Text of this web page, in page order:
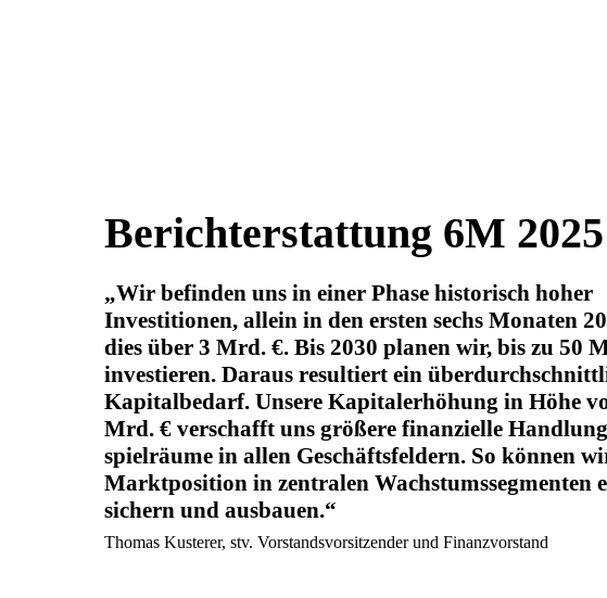
Berichterstattung 6M 2025
Wir befinden uns in einer Phase historisch hoher
Investitionen, allein in den ersten sechs Monaten
dies über 3 Mrd. €. Bis 2030 planen wir, bis zu 50
investieren. Daraus resultiert ein
Kapitalbedarf. Unsere Kapitalerhöhung in Höhe
Mrd. € verschafft uns größere finanzielle
spielräume in allen Geschäftsfeldern. So können
Marktposition in zentralen Wachstums­segmenten
sichern und ausbauen.
Thomas Kusterer, stv. Vorstandsvorsitzender und Finanzvorstand